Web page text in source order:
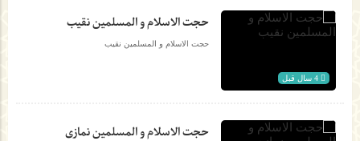
حجت الاسلام و المسلمین نقیب
حجت الاسلام و المسلمین نقیب
حجت الاسلام و المسلمین نمازی